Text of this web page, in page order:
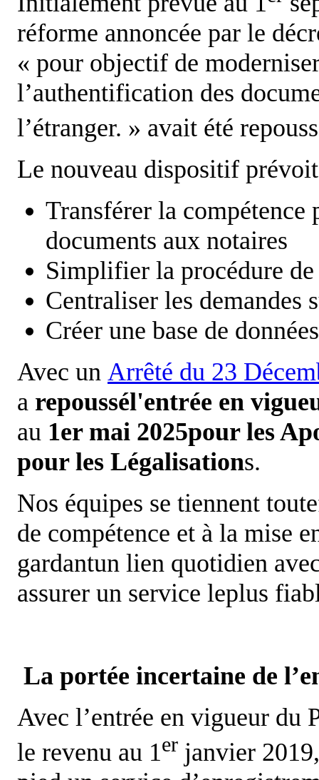
réforme annoncée par le
« pour objectif de
l’authentification des
l’étranger. » avait été
Le nouveau dispositif
Transférer la
documents aux notaires
Simplifier la procédure
Centraliser les demandes
Créer une base de
Avec un Arrêté du 23
a repoussél'entrée en
au 1er mai 2025pour les
pour les Légalisations.
Nos équipes se tiennent
de compétence et à la mise
gardantun lien quotidien
assurer un service leplus
La portée incertaine de
Avec l’entrée en vigueur du
le revenu au 1er janvier